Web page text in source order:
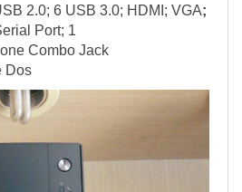
2.0; 6 USB 3.0; HDMI; VGA;
Port; 1
Combo Jack
Dos